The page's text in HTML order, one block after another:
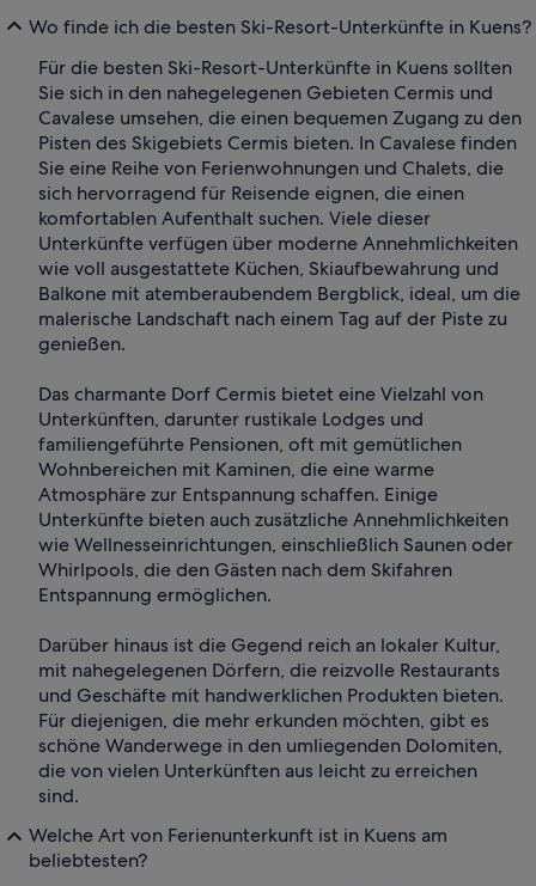
Wo finde ich die besten Ski-Resort-Unterkünfte in Kuens?
Für die besten Ski-Resort-Unterkünfte in Kuens sollten
Sie sich in den nahegelegenen Gebieten Cermis und
Cavalese umsehen, die einen bequemen Zugang zu den
Pisten des Skigebiets Cermis bieten. In Cavalese finden
Sie eine Reihe von Ferienwohnungen und Chalets, die
sich hervorragend für Reisende eignen, die einen
komfortablen Aufenthalt suchen. Viele dieser
Unterkünfte verfügen über moderne Annehmlichkeiten
wie voll ausgestattete Küchen, Skiaufbewahrung und
Balkone mit atemberaubendem Bergblick, ideal, um die
malerische Landschaft nach einem Tag auf der Piste zu
genießen.
Das charmante Dorf Cermis bietet eine Vielzahl von
Unterkünften, darunter rustikale Lodges und
familiengeführte Pensionen, oft mit gemütlichen
Wohnbereichen mit Kaminen, die eine warme
Atmosphäre zur Entspannung schaffen. Einige
Unterkünfte bieten auch zusätzliche Annehmlichkeiten
wie Wellnesseinrichtungen, einschließlich Saunen oder
Whirlpools, die den Gästen nach dem Skifahren
Entspannung ermöglichen.
Darüber hinaus ist die Gegend reich an lokaler Kultur,
mit nahegelegenen Dörfern, die reizvolle Restaurants
und Geschäfte mit handwerklichen Produkten bieten.
Für diejenigen, die mehr erkunden möchten, gibt es
schöne Wanderwege in den umliegenden Dolomiten,
die von vielen Unterkünften aus leicht zu erreichen
sind.
Welche Art von Ferienunterkunft ist in Kuens am
beliebtesten?